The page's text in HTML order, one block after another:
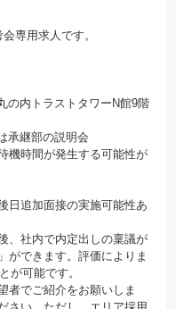
専用求人です。
の内トラストタワーN館9階
承継部の説明会
機時間が発生する可能性が
日追加面接の実施可能性あ
、社内で内定出しの稟議が
ができます。評価によりま
が可能です。
者でご紹介をお願いしま